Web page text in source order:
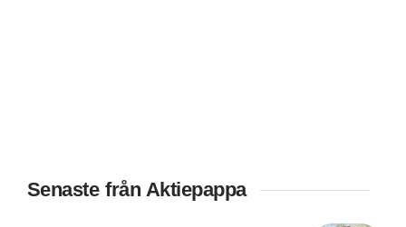
Senaste från Aktiepappa